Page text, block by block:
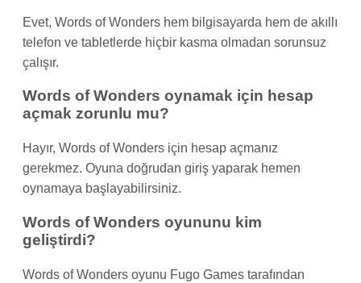
Evet, Words of Wonders hem bilgisayarda hem de akıllı
telefon ve tabletlerde hiçbir kasma olmadan sorunsuz
çalışır.
Words of Wonders oynamak için hesap
açmak zorunlu mu?
Hayır, Words of Wonders için hesap açmanız
gerekmez. Oyuna doğrudan giriş yaparak hemen
oynamaya başlayabilirsiniz.
Words of Wonders oyununu kim
geliştirdi?
Words of Wonders oyunu Fugo Games tarafından